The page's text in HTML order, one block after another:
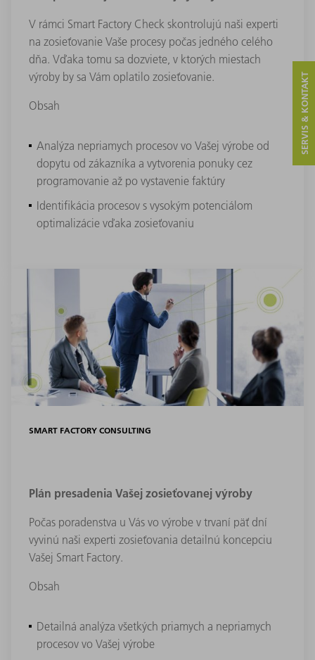
V rámci Smart Factory Check skontrolujú naši experti
na zosieťovanie Vaše procesy počas jedného celého
dňa. Vďaka tomu sa dozviete, v ktorých miestach
výroby by sa Vám oplatilo zosieťovanie.
Obsah
Analýza nepriamych procesov vo Vašej výrobe od
dopytu od zákazníka a vytvorenia ponuky cez
programovanie až po vystavenie faktúry
Identifikácia procesov s vysokým potenciálom
optimalizácie vďaka zosieťovaniu
SMART FACTORY CONSULTING
Plán presadenia Vašej zosieťovanej výroby
Počas poradenstva u Vás vo výrobe v trvaní päť dní
vyvinú naši experti zosieťovania detailnú koncepciu
Vašej Smart Factory.
Obsah
Detailná analýza všetkých priamych a nepriamych
procesov vo Vašej výrobe
SERVIS & KONTAKT